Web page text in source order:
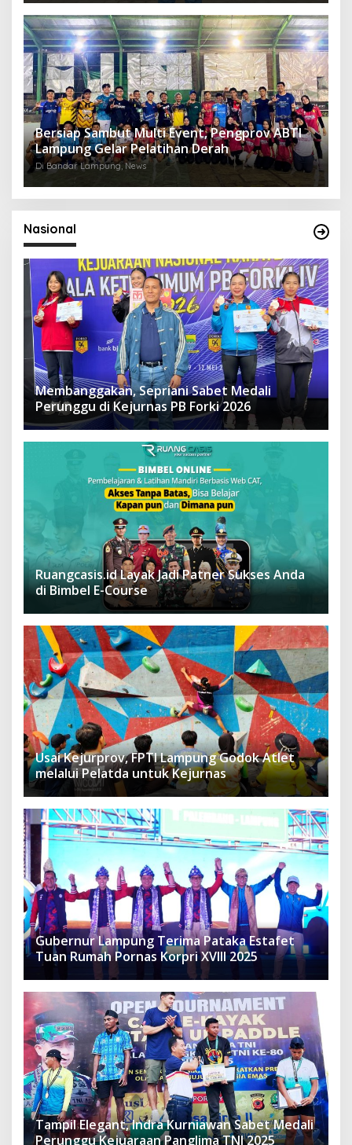
Bersiap Sambut Multi Event, Pengprov ABTI
Lampung Gelar Pelatihan Derah
Di Bandar Lampung, News
Nasional
Membanggakan, Sepriani Sabet Medali
Perunggu di Kejurnas PB Forki 2026
Ruangcasis.id Layak Jadi Patner Sukses Anda
di Bimbel E-Course
Usai Kejurprov, FPTI Lampung Godok Atlet
melalui Pelatda untuk Kejurnas
Gubernur Lampung Terima Pataka Estafet
Tuan Rumah Pornas Korpri XVIII 2025
Tampil Elegant, Indra Kurniawan Sabet Medali
Perunggu Kejuaraan Panglima TNI 2025